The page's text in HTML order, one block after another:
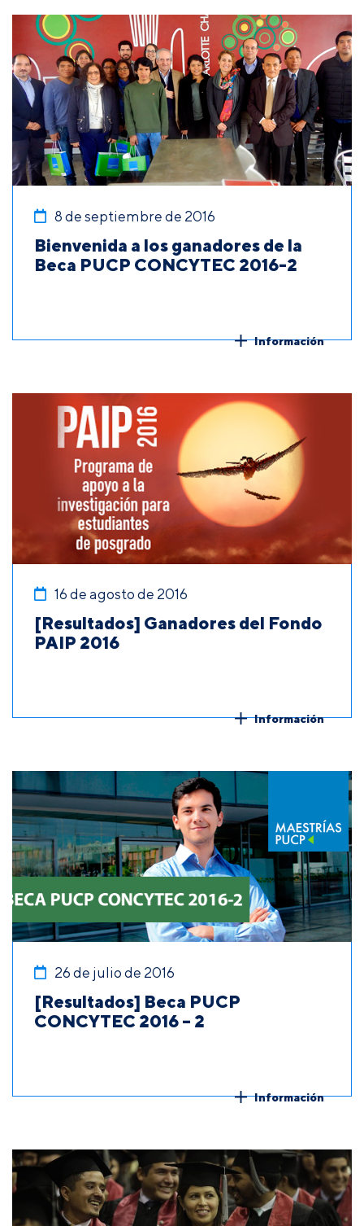
8 de septiembre de 2016
Bienvenida a los ganadores de la
Beca PUCP CONCYTEC 2016-2
Información
16 de agosto de 2016
[Resultados] Ganadores del Fondo
PAIP 2016
Información
26 de julio de 2016
[Resultados] Beca PUCP
CONCYTEC 2016 – 2
Información